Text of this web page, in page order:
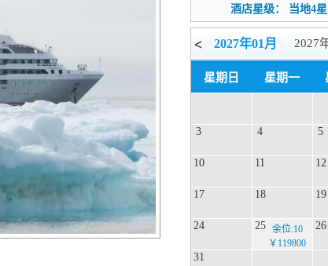
酒店星级：
当地4
< 2027年01月 2027
2027年06月
星期日 星期一
3 4 5
10 11 12
17 18 19
24 25
余位:10
￥119800
26
31